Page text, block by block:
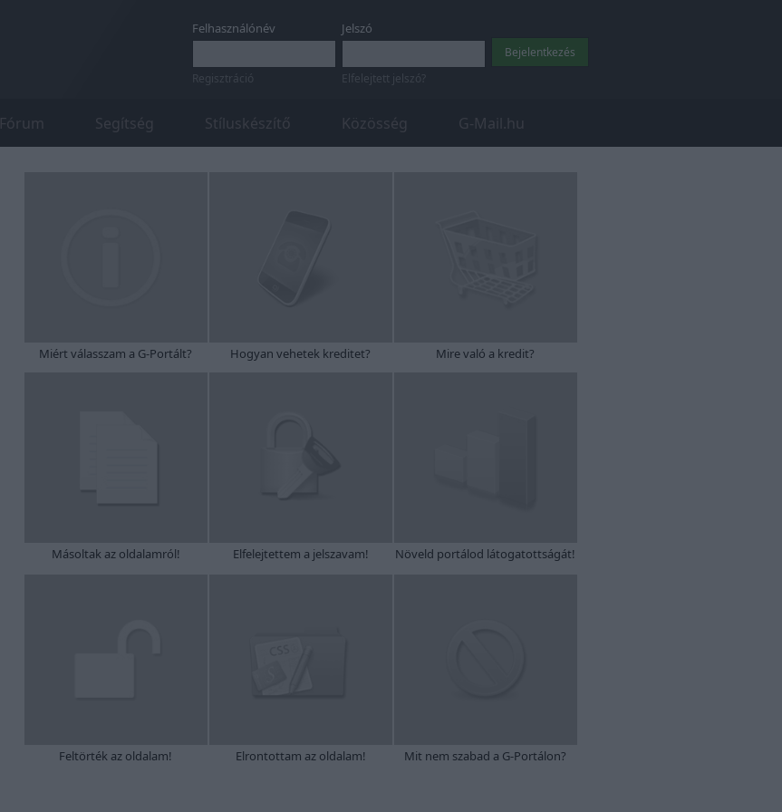
Felhasználónév
Regisztráció
Jelszó
Elfelejtett jelszó?
Fórum Segítség Stíluskészítő Közösség G-Mail.hu
Miért válasszam a G-Portált? Hogyan vehetek kreditet? Mire való a kredit?
Másoltak az oldalamról! Elfelejtettem a jelszavam! Növeld portálod látogatottságát!
Feltörték az oldalam! Elrontottam az oldalam! Mit nem szabad a G-Portálon?